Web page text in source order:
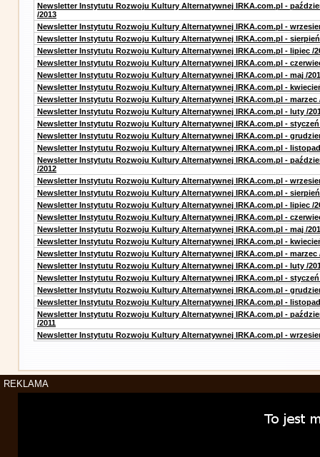
Newsletter Instytutu Rozwoju Kultury Alternatywnej IRKA.com.pl -
/2013
Newsletter Instytutu Rozwoju Kultury Alternatywnej IRKA.com.pl -
Newsletter Instytutu Rozwoju Kultury Alternatywnej IRKA.com.pl - sierpień
Newsletter Instytutu Rozwoju Kultury Alternatywnej IRKA.com.pl - lipiec /
Newsletter Instytutu Rozwoju Kultury Alternatywnej IRKA.com.pl -
Newsletter Instytutu Rozwoju Kultury Alternatywnej IRKA.com.pl - maj /
Newsletter Instytutu Rozwoju Kultury Alternatywnej IRKA.com.pl -
Newsletter Instytutu Rozwoju Kultury Alternatywnej IRKA.com.pl - marzec
Newsletter Instytutu Rozwoju Kultury Alternatywnej IRKA.com.pl - luty /
Newsletter Instytutu Rozwoju Kultury Alternatywnej IRKA.com.pl - styczeń
Newsletter Instytutu Rozwoju Kultury Alternatywnej IRKA.com.pl -
Newsletter Instytutu Rozwoju Kultury Alternatywnej IRKA.com.pl - listopad
Newsletter Instytutu Rozwoju Kultury Alternatywnej IRKA.com.pl -
/2012
Newsletter Instytutu Rozwoju Kultury Alternatywnej IRKA.com.pl -
Newsletter Instytutu Rozwoju Kultury Alternatywnej IRKA.com.pl - sierpień
Newsletter Instytutu Rozwoju Kultury Alternatywnej IRKA.com.pl - lipiec /
Newsletter Instytutu Rozwoju Kultury Alternatywnej IRKA.com.pl -
Newsletter Instytutu Rozwoju Kultury Alternatywnej IRKA.com.pl - maj /
Newsletter Instytutu Rozwoju Kultury Alternatywnej IRKA.com.pl -
Newsletter Instytutu Rozwoju Kultury Alternatywnej IRKA.com.pl - marzec
Newsletter Instytutu Rozwoju Kultury Alternatywnej IRKA.com.pl - luty /
Newsletter Instytutu Rozwoju Kultury Alternatywnej IRKA.com.pl - styczeń
Newsletter Instytutu Rozwoju Kultury Alternatywnej IRKA.com.pl -
Newsletter Instytutu Rozwoju Kultury Alternatywnej IRKA.com.pl - listopad
Newsletter Instytutu Rozwoju Kultury Alternatywnej IRKA.com.pl -
/2011
Newsletter Instytutu Rozwoju Kultury Alternatywnej IRKA.com.pl -
REKLAMA